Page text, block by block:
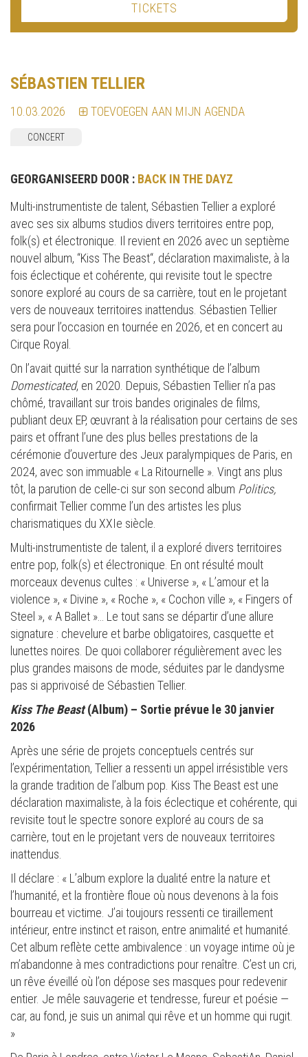
TICKETS
SÉBASTIEN TELLIER
10.03.2026 TOEVOEGEN AAN MIJN AGENDA
CONCERT
GEORGANISEERD DOOR : BACK IN THE DAYZ
Multi-instrumentiste de talent, Sébastien Tellier a exploré
avec ses six albums studios divers territoires entre pop,
folk(s) et électronique. Il revient en 2026 avec un septième
nouvel album, “Kiss The Beast“, déclaration maximaliste, à la
fois éclectique et cohérente, qui revisite tout le spectre
sonore exploré au cours de sa carrière, tout en le projetant
vers de nouveaux territoires inattendus. Sébastien Tellier
sera pour l’occasion en tournée en 2026, et en concert au
Cirque Royal.
On l’avait quitté sur la narration synthétique de l’album
Domesticated, en 2020. Depuis, Sébastien Tellier n’a pas
chômé, travaillant sur trois bandes originales de films,
publiant deux EP, œuvrant à la réalisation pour certains de ses
pairs et offrant l’une des plus belles prestations de la
cérémonie d’ouverture des Jeux paralympiques de Paris, en
2024, avec son immuable « La Ritournelle ». Vingt ans plus
tôt, la parution de celle-ci sur son second album Politics,
confirmait Tellier comme l’un des artistes les plus
charismatiques du XXIe siècle.
Multi-instrumentiste de talent, il a exploré divers territoires
entre pop, folk(s) et électronique. En ont résulté moult
morceaux devenus cultes : « Universe », « L’amour et la
violence », « Divine », « Roche », « Cochon ville », « Fingers of
Steel », « A Ballet »… Le tout sans se départir d’une allure
signature : chevelure et barbe obligatoires, casquette et
lunettes noires. De quoi collaborer régulièrement avec les
plus grandes maisons de mode, séduites par le dandysme
pas si apprivoisé de Sébastien Tellier.
Kiss The Beast (Album) – Sortie prévue le 30 janvier
2026
Après une série de projets conceptuels centrés sur
l’expérimentation, Tellier a ressenti un appel irrésistible vers
la grande tradition de l’album pop. Kiss The Beast est une
déclaration maximaliste, à la fois éclectique et cohérente, qui
revisite tout le spectre sonore exploré au cours de sa
carrière, tout en le projetant vers de nouveaux territoires
inattendus.
Il déclare : « L’album explore la dualité entre la nature et
l’humanité, et la frontière floue où nous devenons à la fois
bourreau et victime. J’ai toujours ressenti ce tiraillement
intérieur, entre instinct et raison, entre animalité et humanité.
Cet album reflète cette ambivalence : un voyage intime où je
m’abandonne à mes contradictions pour renaître. C’est un cri,
un rêve éveillé où l’on dépose ses masques pour redevenir
entier. Je mêle sauvagerie et tendresse, fureur et poésie —
car, au fond, je suis un animal qui rêve et un homme qui rugit.
»